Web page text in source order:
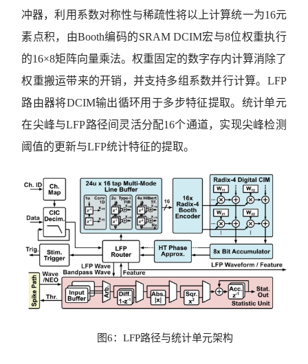
冲器，利用系数对称性与稀疏性将以上计算统一为16元
素点积，由Booth编码的SRAM DCIM宏与8位权重执行
的16×8矩阵向量乘法。权重固定的数字存内计算消除了
权重搬运带来的开销，并支持多组系数并行计算。LFP
路由器将DCIM输出循环用于多步特征提取。统计单元
在尖峰与LFP路径间灵活分配16个通道，实现尖峰检测
阈值的更新与LFP统计特征的提取。
图6：LFP路径与统计单元架构